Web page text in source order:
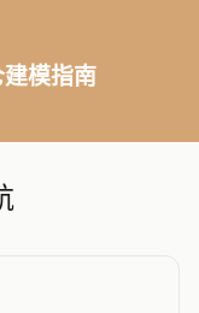
建模指南